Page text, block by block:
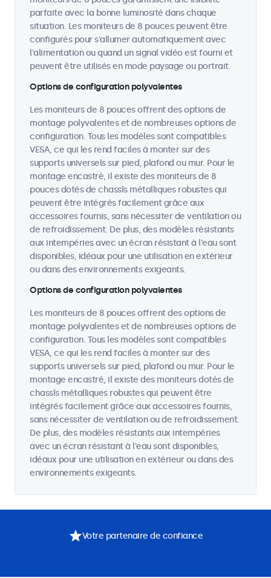
parfaite avec la bonne luminosité dans chaque
situation. Les moniteurs de 8 pouces peuvent être
configurés pour s'allumer automatiquement avec
l'alimentation ou quand un signal vidéo est fourni et
peuvent être utilisés en mode paysage ou portrait.
Options de configuration polyvalentes
Les moniteurs de 8 pouces offrent des options de
montage polyvalentes et de nombreuses options de
configuration. Tous les modèles sont compatibles
VESA, ce qui les rend faciles à monter sur des
supports universels sur pied, plafond ou mur. Pour le
montage encastré, il existe des moniteurs de 8
pouces dotés de chassîs métalliques robustes qui
peuvent être intégrés facilement grâce aux
accessoires fournis, sans nécessiter de ventilation ou
de refroidissement. De plus, des modèles résistants
aux intempéries avec un écran résistant à l'eau sont
disponibles, idéaux pour une utilisation en extérieur
ou dans des environnements exigeants.
Options de configuration polyvalentes
Les moniteurs de 8 pouces offrent des options de
montage polyvalentes et de nombreuses options de
configuration. Tous les modèles sont compatibles
VESA, ce qui les rend faciles à monter sur des
supports universels sur pied, plafond ou mur. Pour le
montage encastré, il existe des moniteurs dotés de
chassîs métalliques robustes qui peuvent être
intégrés facilement grâce aux accessoires fournis,
sans nécessiter de ventilation ou de refroidissement.
De plus, des modèles résistants aux intempéries
avec un écran résistant à l'eau sont disponibles,
idéaux pour une utilisation en extérieur ou dans des
environnements exigeants.
Votre partenaire de confiance